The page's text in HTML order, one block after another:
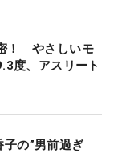
！ やさしいモ
度、アスリート
の”男前過ぎ